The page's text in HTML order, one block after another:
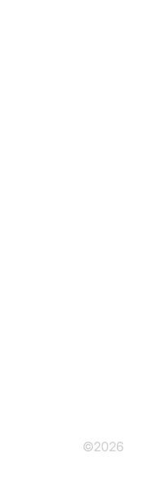
©2026